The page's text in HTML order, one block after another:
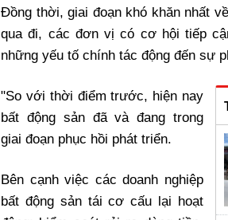
Đồng thời, giai đoạn khó khăn nhất
qua đi, các đơn vị có cơ hội tiếp
những yếu tố chính tác động đến sự
"So với thời điểm trước, hiện nay
bất động sản đã và đang trong
giai đoạn phục hồi phát triển.
Bên cạnh việc các doanh nghiệp
bất động sản tái cơ cấu lại hoạt